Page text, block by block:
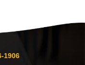
1906